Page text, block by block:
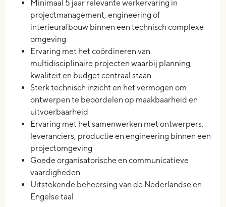
Minimaal 5 jaar relevante werkervaring in
projectmanagement, engineering of
interieurafbouw binnen een technisch complexe
omgeving
Ervaring met het coördineren van
multidisciplinaire projecten waarbij planning,
kwaliteit en budget centraal staan
Sterk technisch inzicht en het vermogen om
ontwerpen te beoordelen op maakbaarheid en
uitvoerbaarheid
Ervaring met het samenwerken met ontwerpers,
leveranciers, productie en engineering binnen een
projectomgeving
Goede organisatorische en communicatieve
vaardigheden
Uitstekende beheersing van de Nederlandse en
Engelse taal